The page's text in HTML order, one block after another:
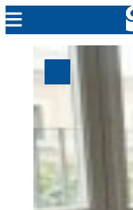
CADA DÍA
ARGENTINA
NOTICIERO 9
PROTAGONISTAS
EL NUEVE STREAMS
PROGRAMACIÓN
EN VIVO